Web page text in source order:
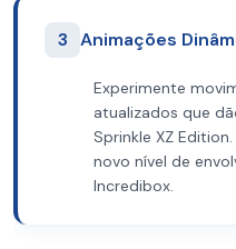
3 Animações
Experimente
atualizados que
Sprinkle XZ
novo nível de
Incredibox.